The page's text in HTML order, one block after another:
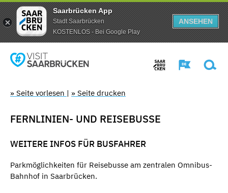
Saarbrücken App
Stadt Saarbrücken
KOSTENLOS - Bei Google Play
ANSEHEN
» Seite vorlesen | » Seite drucken
FERNLINIEN- UND REISEBUSSE
WEITERE INFOS FÜR BUSFAHRER
Parkmöglichkeiten für Reisebusse am zentralen Omnibus-
Bahnhof in Saarbrücken.